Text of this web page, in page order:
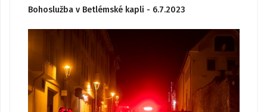
Bohoslužba v Betlémské kapli - 6.7.2023